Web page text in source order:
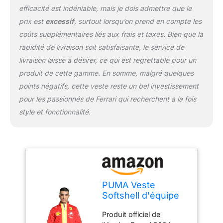
efficacité est indéniable, mais je dois admettre que le
prix est excessif, surtout lorsqu’on prend en compte les
coûts supplémentaires liés aux frais et taxes. Bien que la
rapidité de livraison soit satisfaisante, le service de
livraison laisse à désirer, ce qui est regrettable pour un
produit de cette gamme. En somme, malgré quelques
points négatifs, cette veste reste un bel investissement
pour les passionnés de Ferrari qui recherchent à la fois
style et fonctionnalité.
PUMA Veste
Softshell d'équipe
2024 pour hommes
Produit officiel de